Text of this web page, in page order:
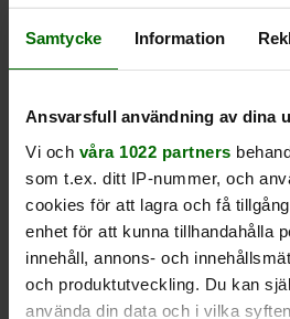
Samtycke Information
Ansvarsfull användning av dina
Vi och våra 1022 partners
som t.ex. ditt IP-nummer, och
cookies för att lagra och få
enhet för att kunna tillhandahålla
innehåll, annons- och
och produktutveckling. Du kan
använda din data och i vilka syften.
Leverans 1-
Kvalitet till
Beskrivning
Produktrecensioner